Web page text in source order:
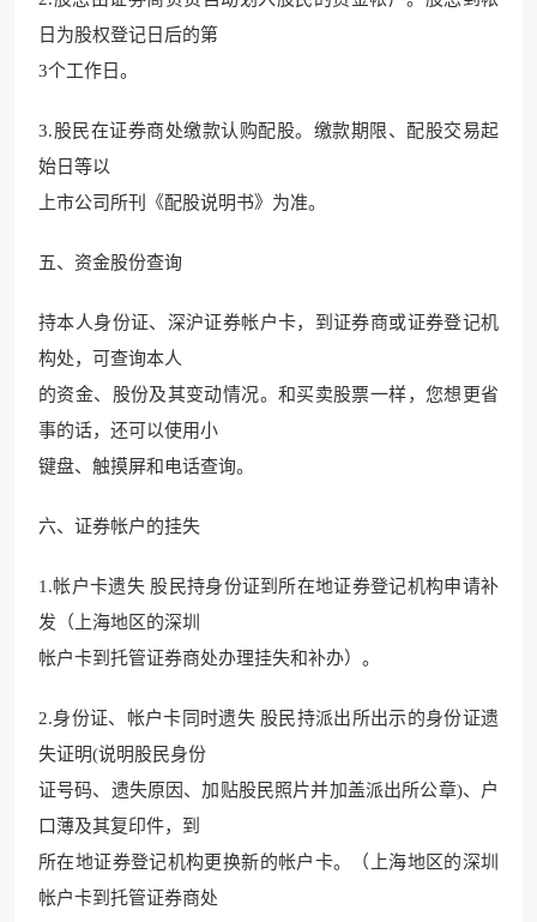
日为股权登记日后的第
3个工作日。
3.股民在证券商处缴款认购配股。缴款期限、配股交易起
始日等以
上市公司所刊《配股说明书》为准。
五、资金股份查询
持本人身份证、深沪证券帐户卡，到证券商或证券登记机
构处，可查询本人
的资金、股份及其变动情况。和买卖股票一样，您想更省
事的话，还可以使用小
键盘、触摸屏和电话查询。
六、证券帐户的挂失
1.帐户卡遗失 股民持身份证到所在地证券登记机构申请补
发（上海地区的深圳
帐户卡到托管证券商处办理挂失和补办）。
2.身份证、帐户卡同时遗失 股民持派出所出示的身份证遗
失证明(说明股民身份
证号码、遗失原因、加贴股民照片并加盖派出所公章)、户
口薄及其复印件，到
所在地证券登记机构更换新的帐户卡。（上海地区的深圳
帐户卡到托管证券商处